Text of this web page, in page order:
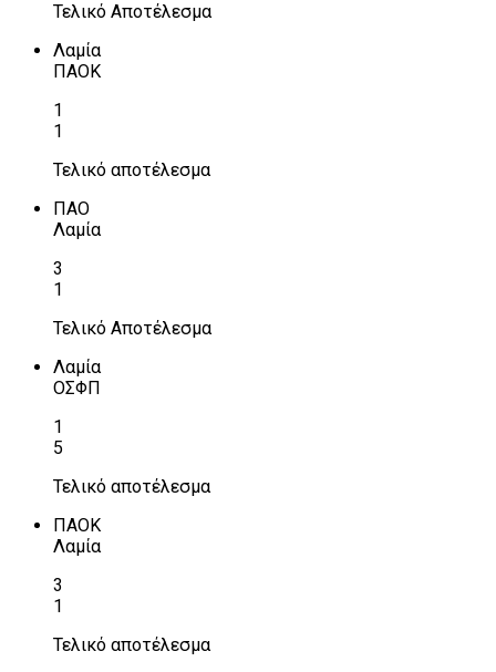
Τελικό Αποτέλεσμα
Λαμία
ΠΑΟΚ
1
1
Τελικό αποτέλεσμα
ΠΑΟ
Λαμία
3
1
Τελικό Αποτέλεσμα
Λαμία
ΟΣΦΠ
1
5
Τελικό αποτέλεσμα
ΠΑΟΚ
Λαμία
3
1
Τελικό αποτέλεσμα